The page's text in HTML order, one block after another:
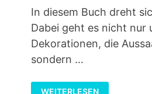
In diesem Buch dreht
Dabei geht es nicht nur
Dekorationen, die
sondern …
KÜRBISZEIT:
WEITERLESEN